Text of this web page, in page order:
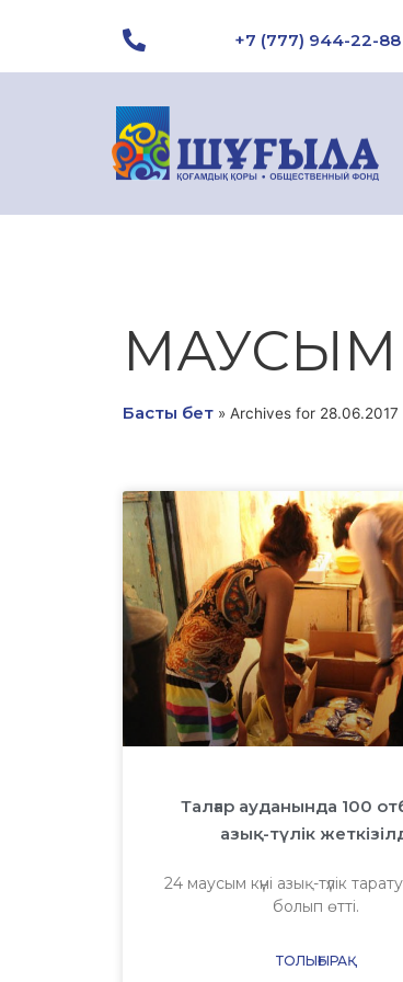
+7 (777) 944-22-88
МАУСЫМ
Басты бет » Archives for 28.06.2017
Талғар ауданында 100
азық-түлік
24 маусым күні азық-түлік
болып өтті.
ТОЛЫҒЫРАҚ